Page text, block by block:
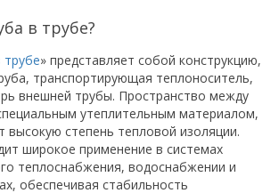
в трубе?
трубе» представляет собой конструкцию,
транспортирующая теплоноситель,
внешней трубы. Пространство между
утеплительным материалом,
высокую степень тепловой изоляции.
широкое применение в системах
теплоснабжения, водоснабжении и
обеспечивая стабильность